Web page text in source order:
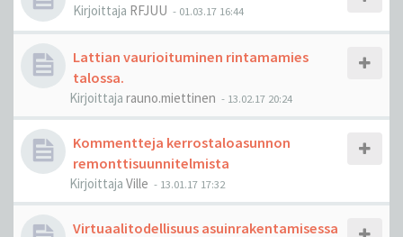
Kirjoittaja RFJUU - 01.03.17 16:44
Lattian vaurioituminen rintamamies
talossa.
Kirjoittaja rauno.miettinen - 13.02.17 20:24
Kommentteja kerrostaloasunnon
remonttisuunnitelmista
Kirjoittaja Ville - 13.01.17 17:32
Virtuaalitodellisuus asuinrakentamisessa